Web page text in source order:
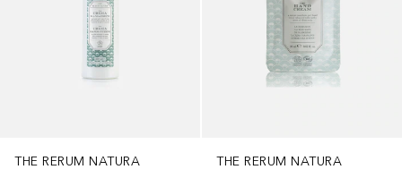
THE RERUM NATURA THE RERUM NATURA